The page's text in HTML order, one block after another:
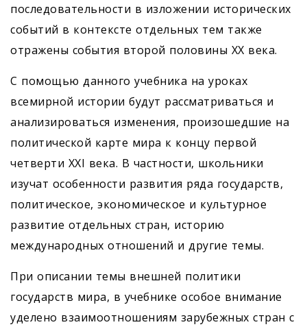
последовательности в изложении исторических
событий в контексте отдельных тем также
отражены события второй половины XX века.
С помощью данного учебника на уроках
всемирной истории будут рассматриваться и
анализироваться изменения, произошедшие на
политической карте мира к концу первой
четверти XXI века. В частности, школьники
изучат особенности развития ряда государств,
политическое, экономическое и культурное
развитие отдельных стран, историю
международных отношений и другие темы.
При описании темы внешней политики
государств мира, в учебнике особое внимание
уделено взаимоотношениям зарубежных стран с